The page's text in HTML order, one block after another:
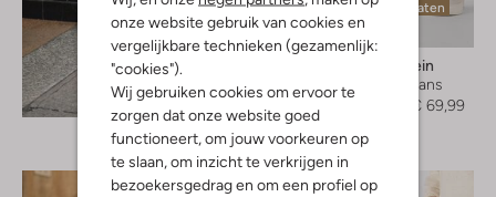
onze website gebruik van cookies en
vergelijkbare technieken (gezamenlijk:
"cookies").
Wij gebruiken cookies om ervoor te
zorgen dat onze website goed
functioneert, om jouw voorkeuren op
te slaan, om inzicht te verkrijgen in
bezoekersgedrag en om een profiel op
Ontdek de look
Laatste maten
-30%
Calvin Klein
Skinny jeans
€ 69,99